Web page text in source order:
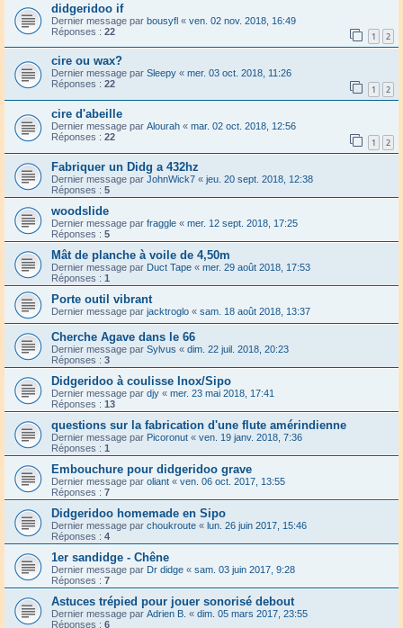
didgeridoo if
Dernier message par bousyfl « ven. 02 nov. 2018, 16:49
Réponses : 22 1 2
cire ou wax?
Dernier message par Sleepy « mer. 03 oct. 2018, 11:26
Réponses : 22 1 2
cire d'abeille
Dernier message par Alourah « mar. 02 oct. 2018, 12:56
Réponses : 22 1 2
Fabriquer un Didg a 432hz
Dernier message par JohnWick7 « jeu. 20 sept. 2018, 12:38
Réponses : 5
woodslide
Dernier message par fraggle « mer. 12 sept. 2018, 17:25
Réponses : 5
Mât de planche à voile de 4,50m
Dernier message par Duct Tape « mer. 29 août 2018, 17:53
Réponses : 1
Porte outil vibrant
Dernier message par jacktroglo « sam. 18 août 2018, 13:37
Cherche Agave dans le 66
Dernier message par Sylvus « dim. 22 juil. 2018, 20:23
Réponses : 3
Didgeridoo à coulisse Inox/Sipo
Dernier message par djy « mer. 23 mai 2018, 17:41
Réponses : 13
questions sur la fabrication d'une flute amérindienne
Dernier message par Picoronut « ven. 19 janv. 2018, 7:36
Réponses : 1
Embouchure pour didgeridoo grave
Dernier message par oliant « ven. 06 oct. 2017, 13:55
Réponses : 7
Didgeridoo homemade en Sipo
Dernier message par choukroute « lun. 26 juin 2017, 15:46
Réponses : 4
1er sandidge - Chêne
Dernier message par Dr didge « sam. 03 juin 2017, 9:28
Réponses : 7
Astuces trépied pour jouer sonorisé debout
Dernier message par Adrien B. « dim. 05 mars 2017, 23:55
Réponses : 6